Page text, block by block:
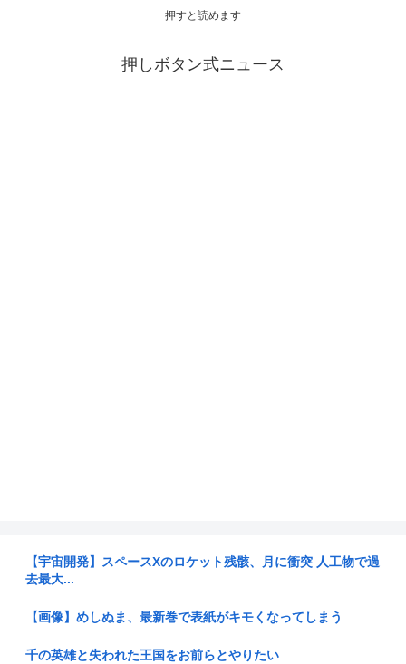
押すと読めます
押しボタン式ニュース
【宇宙開発】スペースXのロケット残骸、月に衝突 人工物で過
去最大...
【画像】めしぬま、最新巻で表紙がキモくなってしまう
千の英雄と失われた王国をお前らとやりたい